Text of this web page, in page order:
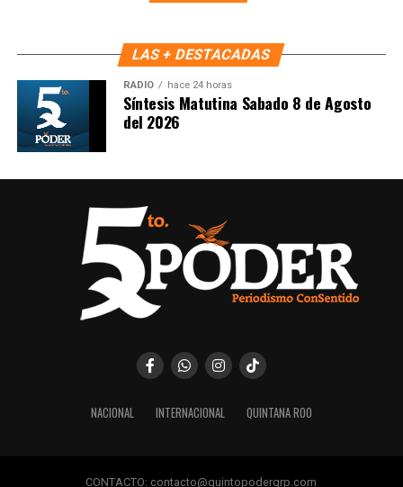
LAS + DESTACADAS
RADIO hace 24 horas
Síntesis Matutina Sabado 8 de Agosto
del 2026
NACIONAL INTERNACIONAL QUINTANA ROO
CONTACTO: contacto@quintopoderqrp.com